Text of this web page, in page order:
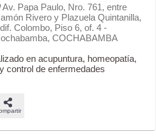
Av. Papa Paulo, Nro. 761, entre
Rivero y Plazuela Quintanilla,
Colombo, Piso 6, of. 4 -
COCHABAMBA
en acupuntura, homeopatía,
control de enfermedades